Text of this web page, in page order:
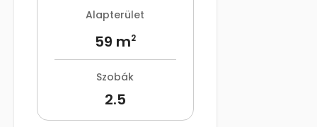
Alapterület
59 m2
Szobák
2.5